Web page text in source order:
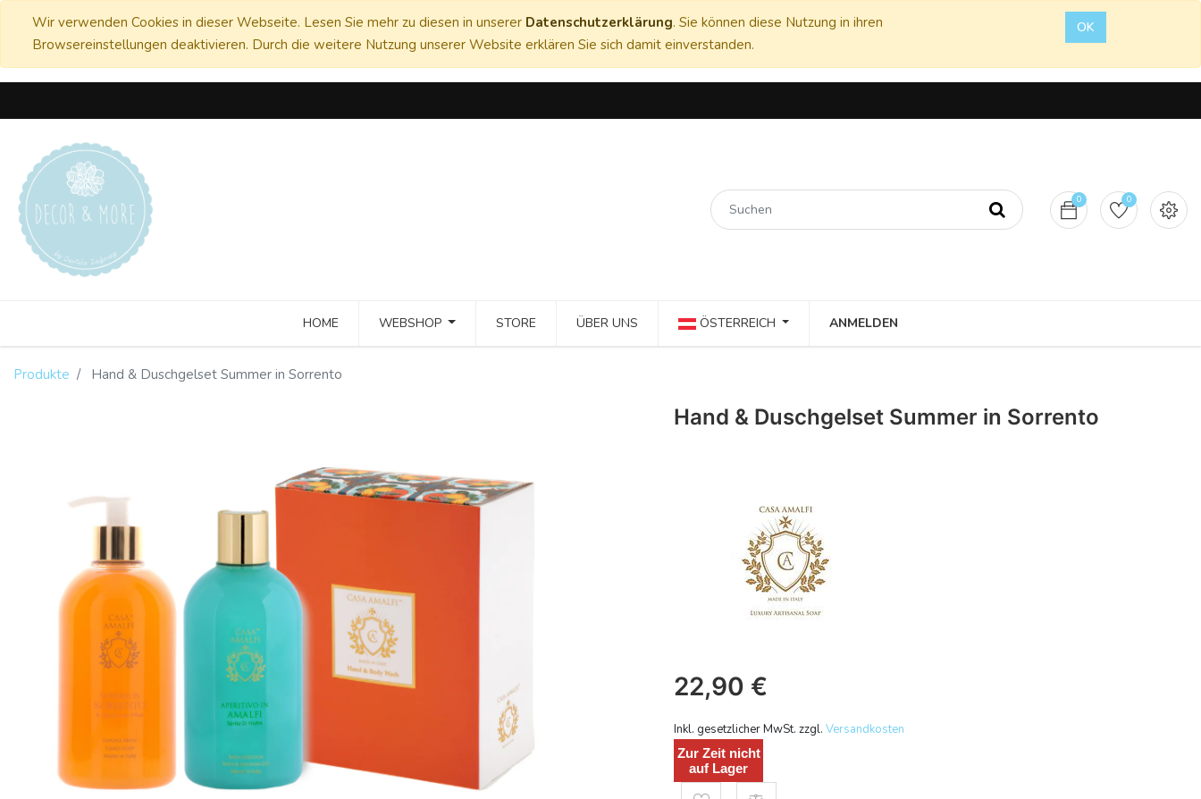
Wir verwenden Cookies in dieser Webseite. Lesen Sie mehr zu diesen in unserer Datenschutzerklärung. Sie können diese Nutzung in ihren
Browsereinstellungen deaktivieren. Durch die weitere Nutzung unserer Website erklären Sie sich damit einverstanden.
OK
0 0
HOME WEBSHOP STORE ÜBER UNS ÖSTERREICH ANMELDEN
Produkte Hand & Duschgelset Summer in Sorrento
Hand & Duschgelset Summer in Sorrento
22,90 €
Inkl. gesetzlicher MwSt. zzgl.Versandkosten
Zur Zeit nicht
auf Lager